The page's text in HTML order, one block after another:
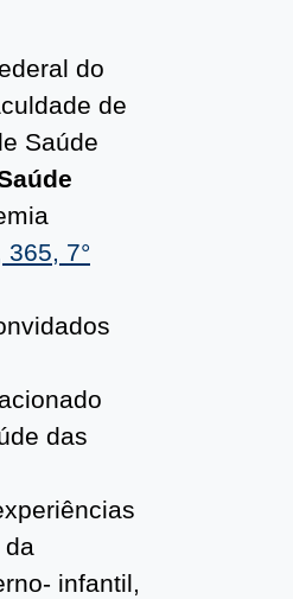
do
de
Saúde
7°
das
da
infantil,